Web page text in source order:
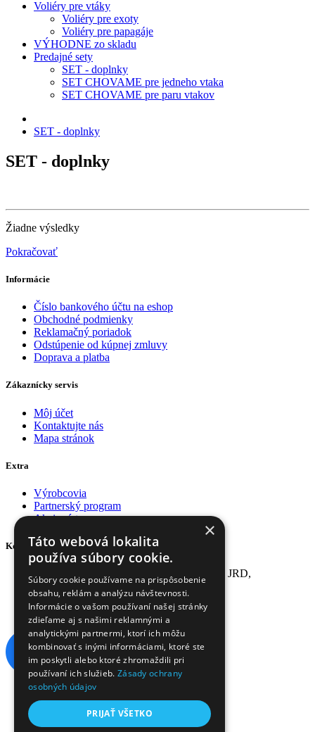
Voliéry pre vtáky
Voliéry pre exoty
Voliéry pre papagáje
VÝHODNE zo skladu
Predajné sety
SET - doplnky
SET CHOVAME pre jedneho vtaka
SET CHOVAME pre paru vtakov
SET - doplnky
SET - doplnky
Žiadne výsledky
Pokračovať
Informácie
Číslo bankového účtu na eshop
Obchodné podmienky
Reklamačný poriadok
Odstúpenie od kúpnej zmluvy
Doprava a platba
Zákaznícky servis
Môj účet
Kontaktujte nás
Mapa stránok
Extra
Výrobcovia
Partnerský program
Akciový tovar
Kontakt
Adresa: S2 s.r.o., ul. Ku Mlynu - areál býv. JRD,
04015 Košice-Šaca
Tel: 0948 394 237
Email:info@kanarikyeshop.sk
Akciový tovar
Partnerský program
Darčekové poukážky
×
Táto webová lokalita
používa súbory cookie.
Súbory cookie používame na prispôsobenie
obsahu, reklám a analýzu návštevnosti.
Informácie o vašom používaní našej stránky
zdieľame aj s našimi reklamnými a
analytickými partnermi, ktorí ich môžu
kombinovať s inými informáciami, ktoré ste
im poskytli alebo ktoré zhromaždili pri
používaní ich služieb. Zásady ochrany
osobných údajov
PRIJAŤ VŠETKO